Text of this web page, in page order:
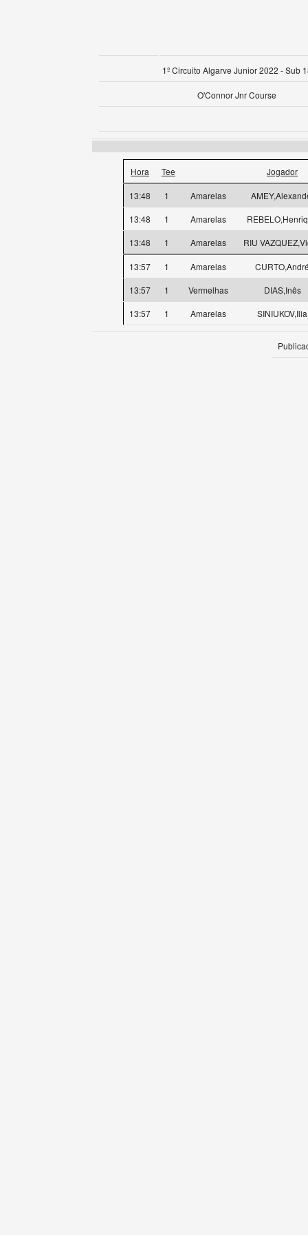
1º Circuito Algarve Junior 2022 - Sub
O'Connor Jnr Course
Hora Tee Jogador
13:48 1 Amarelas
13:48
1 Amarelas
13:48
1 Amarelas RIU
13:57 1 Amarelas
13:57
1 Vermelhas
DIAS,Inês
13:57
1 Amarelas SINIUKOV,Ilia